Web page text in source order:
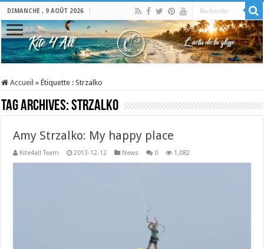
DIMANCHE , 9 AOÛT 2026
Accueil » Étiquette :Strzalko
Tag Archives:Strzalko
Amy Strzalko: My happy place
Kite4all Team 2013-12-12 News 0 1,082